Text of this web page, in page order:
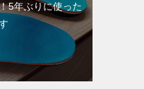
5年ぶりに使った